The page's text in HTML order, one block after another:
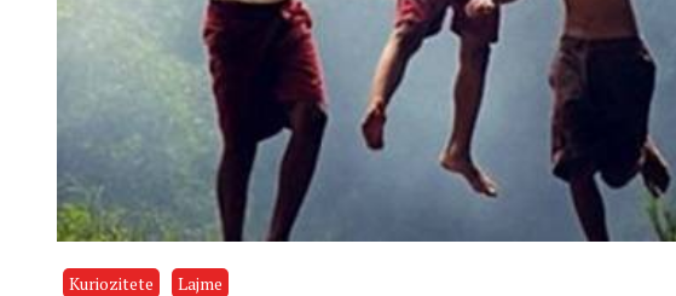
Kuriozitete Lajme